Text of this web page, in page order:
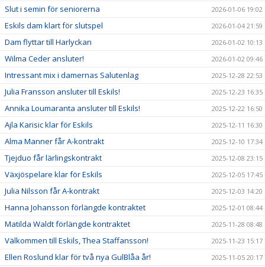
Slut i semin för seniorerna 2026-01-06 19:02
Eskils dam klart för slutspel 2026-01-04 21:59
Dam flyttar till Harlyckan 2026-01-02 10:13
Wilma Ceder ansluter! 2026-01-02 09:46
Intressant mix i damernas Salutenlag 2025-12-28 22:53
Julia Fransson ansluter till Eskils! 2025-12-23 16:35
Annika Loumaranta ansluter till Eskils! 2025-12-22 16:50
Ajla Karisic klar för Eskils 2025-12-11 16:30
Alma Manner får A-kontrakt 2025-12-10 17:34
Tjejduo får lärlingskontrakt 2025-12-08 23:15
Växjöspelare klar för Eskils 2025-12-05 17:45
Julia Nilsson får A-kontrakt 2025-12-03 14:20
Hanna Johansson förlängde kontraktet 2025-12-01 08:44
Matilda Waldt förlängde kontraktet 2025-11-28 08:48
Välkommen till Eskils, Thea Staffansson! 2025-11-23 15:17
Ellen Roslund klar för två nya GulBlåa år! 2025-11-05 20:17